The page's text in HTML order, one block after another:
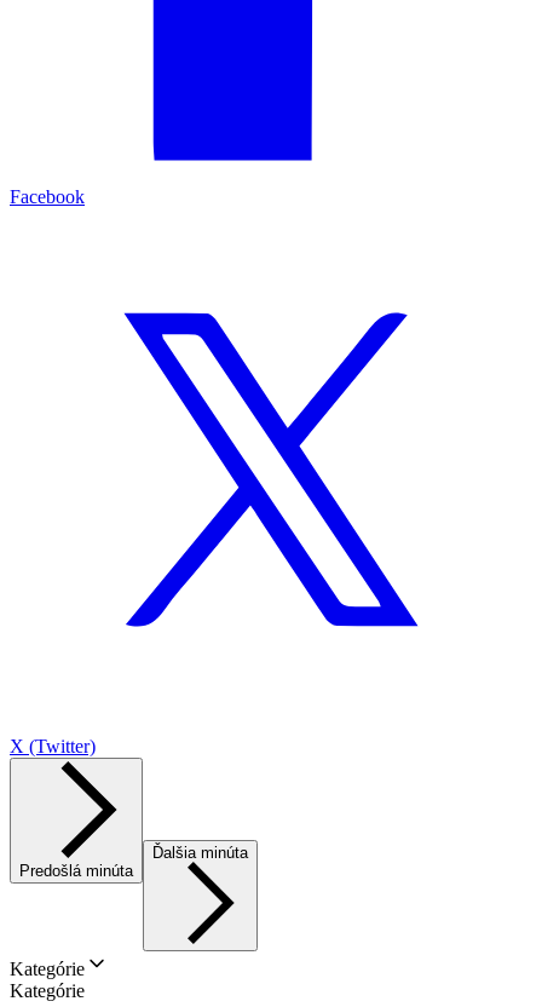
Facebook
X (Twitter)
Predošlá minúta
Ďalšia minúta
Kategórie
Kategórie